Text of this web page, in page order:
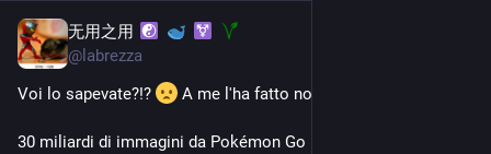
无用之用
@ labrezza
Voi lo sapevate?!?
A me l'ha fatto notare
30 miliardi di immagini da Pokémon Go usati per l’addestrare